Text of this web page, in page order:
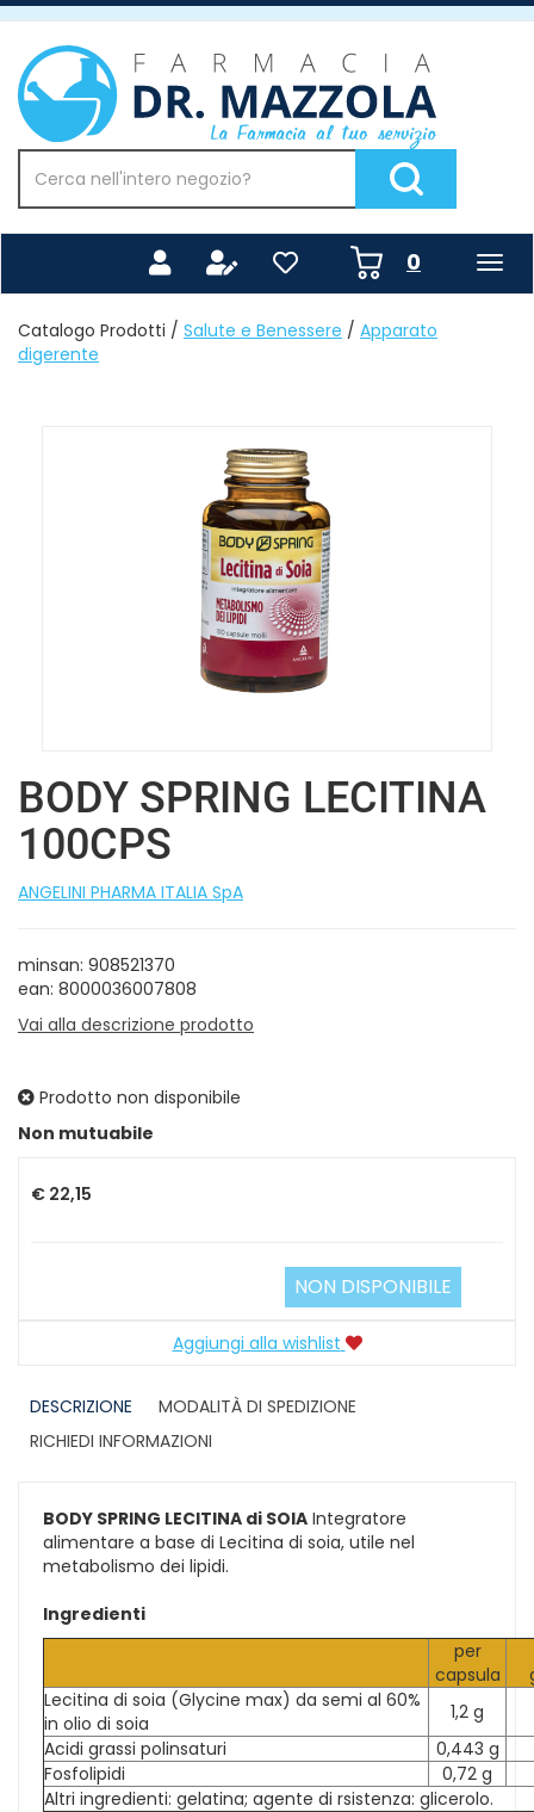
Passa
contenuto
principale
Farmacia
Mazzola
Prodotto
Cerca Prodotto
0prodotti
inseriti
Catalogo Prodotti / Salute e Benessere / Apparato
digerente
BODY SPRING LECITINA
100CPS
ANGELINI PHARMA ITALIA SpA
minsan: 908521370
ean: 8000036007808
Vai alla descrizione prodotto
Prodotto non disponibile
Non mutuabile
Prezzo
€ 22,15
NON DISPONIBILE
Aggiungi alla wishlist
DESCRIZIONE
MODALITÀ DI SPEDIZIONE
RICHIEDI INFORMAZIONI
BODY SPRING LECITINA di SOIA Integratore
alimentare a base di Lecitina di soia, utile nel
metabolismo dei lipidi.
Ingredienti
per
capsula
Lecitina di soia (Glycine max) da semi al 60%
in olio di soia
1,2 g
Acidi grassi polinsaturi
0,443 g
Fosfolipidi
0,72 g
Altri ingredienti: gelatina; agente di rsistenza: glicerolo.